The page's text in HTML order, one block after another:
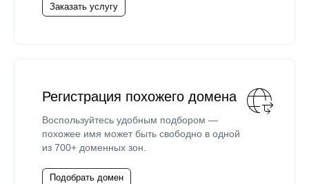
Заказать услугу
Регистрация похожего домена
Воспользуйтесь удобным подбором —
похожее имя может быть свободно в одной
из 700+ доменных зон.
Подобрать домен